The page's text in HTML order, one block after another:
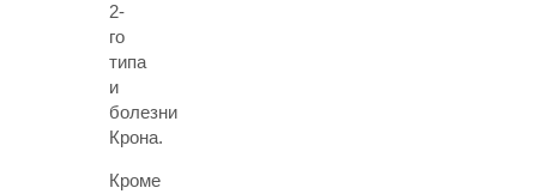
2-
го
типа
и
болезни
Крона.
Кроме